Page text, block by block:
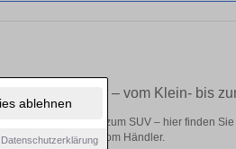
ablehnen
Datenschutzerklärung
Jaguar – vom Klein- bis
bis hin zum SUV – hier finden
von privat und vom Händler.